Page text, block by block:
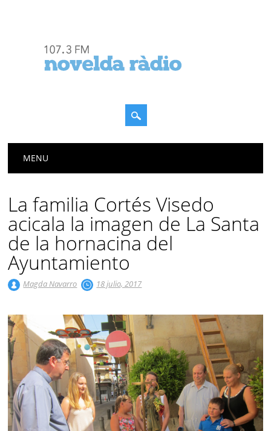
Menú principal
MENU
La familia Cortés Visedo
acicala la imagen de La Santa
de la hornacina del
Ayuntamiento
Magda Navarro 18 julio, 2017